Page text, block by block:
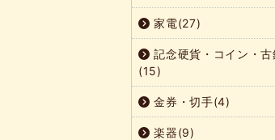
家電(27)
記念硬貨・コイン・古
(15)
金券・切手(4)
楽器(9)